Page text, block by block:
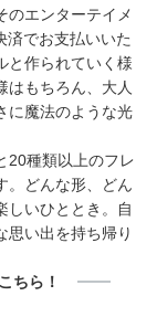
のエンターテイメ
済でお支払いいた
と作られていく様
はもちろん、大人
に魔法のような光
20種類以上のフレ
。どんな形、どん
しいひととき。自
思い出を持ち帰り
ちら！